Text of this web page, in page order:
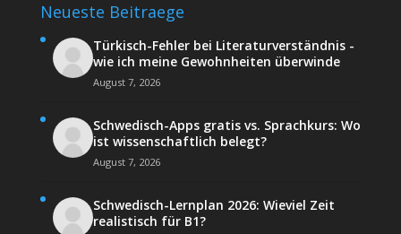
Neueste Beitraege
Türkisch-Fehler bei Literaturverständnis -
wie ich meine Gewohnheiten überwinde
August 7, 2026
Schwedisch-Apps gratis vs. Sprachkurs: Wo
ist wissenschaftlich belegt?
August 7, 2026
Schwedisch-Lernplan 2026: Wieviel Zeit
realistisch für B1?